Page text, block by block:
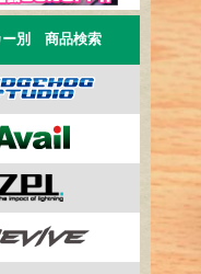
ー別 商品検索